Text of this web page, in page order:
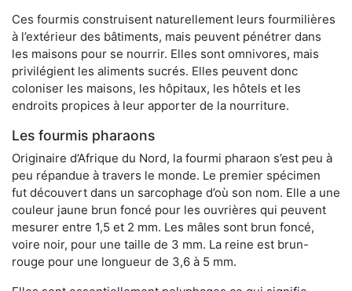
Ces fourmis construisent naturellement leurs fourmilières
à l’extérieur des bâtiments, mais peuvent pénétrer dans
les maisons pour se nourrir. Elles sont omnivores, mais
privilégient les aliments sucrés. Elles peuvent donc
coloniser les maisons, les hôpitaux, les hôtels et les
endroits propices à leur apporter de la nourriture.
Les fourmis pharaons
Originaire d’Afrique du Nord, la fourmi pharaon s’est peu à
peu répandue à travers le monde. Le premier spécimen
fut découvert dans un sarcophage d’où son nom. Elle a une
couleur jaune brun foncé pour les ouvrières qui peuvent
mesurer entre 1,5 et 2 mm. Les mâles sont brun foncé,
voire noir, pour une taille de 3 mm. La reine est brun-
rouge pour une longueur de 3,6 à 5 mm.